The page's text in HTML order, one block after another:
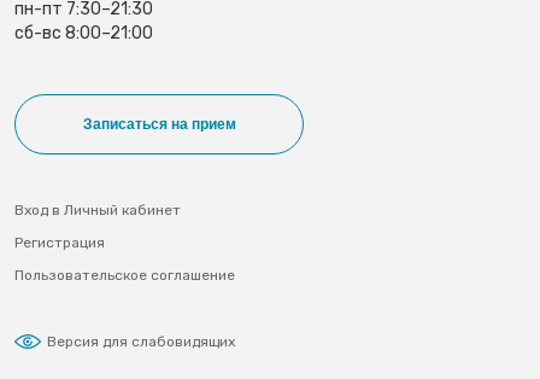
пн-пт 7:30–21:30
сб-вс 8:00–21:00
Записаться на прием
Вход в Личный кабинет
Регистрация
Пользовательское соглашение
Версия для слабовидящих